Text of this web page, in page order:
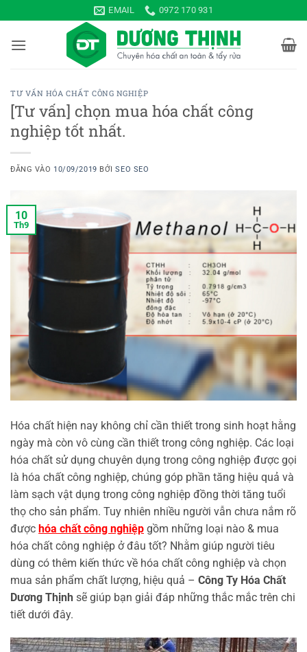
qua
nội
EMAIL 0972 170 931
TƯ VẤN HÓA CHẤT CÔNG NGHIỆP
[Tư vấn] chọn mua hóa chất công
nghiệp tốt nhất.
ĐĂNG VÀO 10/09/2019 BỞISEO SEO
10
Th9
Hóa chất hiện nay không chỉ cần thiết trong sinh hoạt hằng
ngày mà còn vô cùng cần thiết trong công nghiệp. Các loại
hóa chất sử dụng chuyên dụng trong công nghiệp được gọi
là hóa chất công nghiệp, chúng góp phần tăng hiệu quả và
làm sạch vật dụng trong công nghiệp đồng thời tăng tuổi
thọ cho sản phẩm. Tuy nhiên nhiều người vẫn chưa nắm rõ
được hóa chất công nghiệp gồm những loại nào & mua
hóa chất công nghiệp ở đâu tốt? Nhằm giúp người tiêu
dùng có thêm kiến thức về hóa chất công nghiệp và chọn
mua sản phẩm chất lượng, hiệu quả – Công Ty Hóa Chất
Dương Thịnh sẽ giúp bạn giải đáp những thắc mắc trên chi
tiết dưới đây.